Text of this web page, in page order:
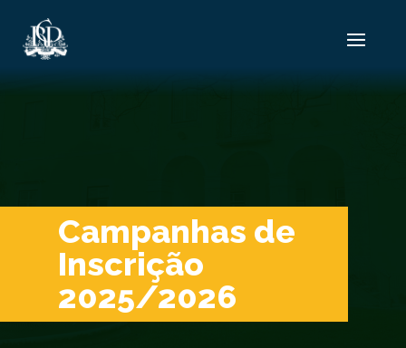
Campanhas de
Inscrição
2025/2026